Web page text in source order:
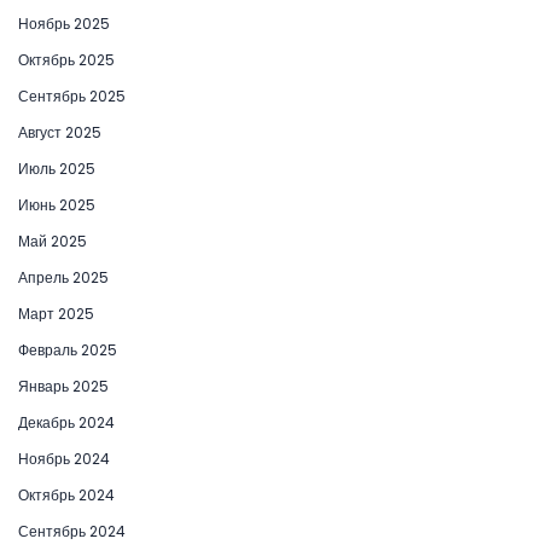
Ноябрь 2025
Октябрь 2025
Сентябрь 2025
Август 2025
Июль 2025
Июнь 2025
Май 2025
Апрель 2025
Март 2025
Февраль 2025
Январь 2025
Декабрь 2024
Ноябрь 2024
Октябрь 2024
Сентябрь 2024